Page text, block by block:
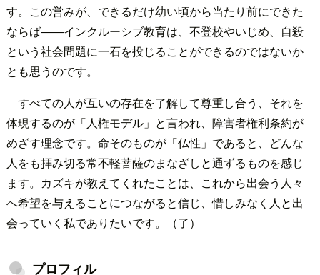
す。この営みが、できるだけ幼い頃から当たり前にできた
ならば――インクルーシブ教育は、不登校やいじめ、自殺
という社会問題に一石を投じることができるのではないか
とも思うのです。
すべての人が互いの存在を了解して尊重し合う、それを
体現するのが「人権モデル」と言われ、障害者権利条約が
めざす理念です。命そのものが「仏性」であると、どんな
人をも拝み切る常不軽菩薩のまなざしと通ずるものを感じ
ます。カズキが教えてくれたことは、これから出会う人々
へ希望を与えることにつながると信じ、惜しみなく人と出
会っていく私でありたいです。（了）
プロフィル